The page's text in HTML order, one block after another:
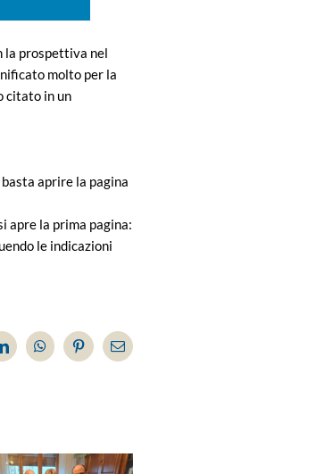
la prospettiva nel
molto per la
citato in un
aprire la pagina
apre la prima pagina:
le indicazioni
LinkedInWhatsAppPinterestEmail